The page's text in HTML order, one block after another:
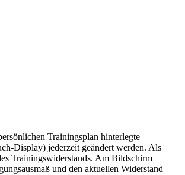
Trainingsplan hinterlegte
Display) jederzeit geändert werden. Als
Trainingswiderstands. Am Bildschirm
und den aktuellen Widerstand